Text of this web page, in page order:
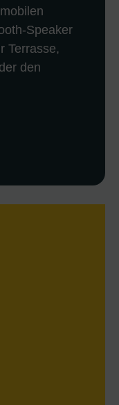
Speaker
Terrasse,
den